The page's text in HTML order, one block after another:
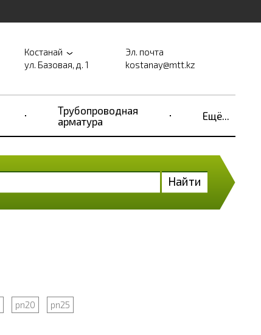
Костанай
ул. Базовая, д. 1
Эл. почта
kostanay@mtt.kz
Трубопроводная
арматура
Ещё...
Найти
pn20
pn25